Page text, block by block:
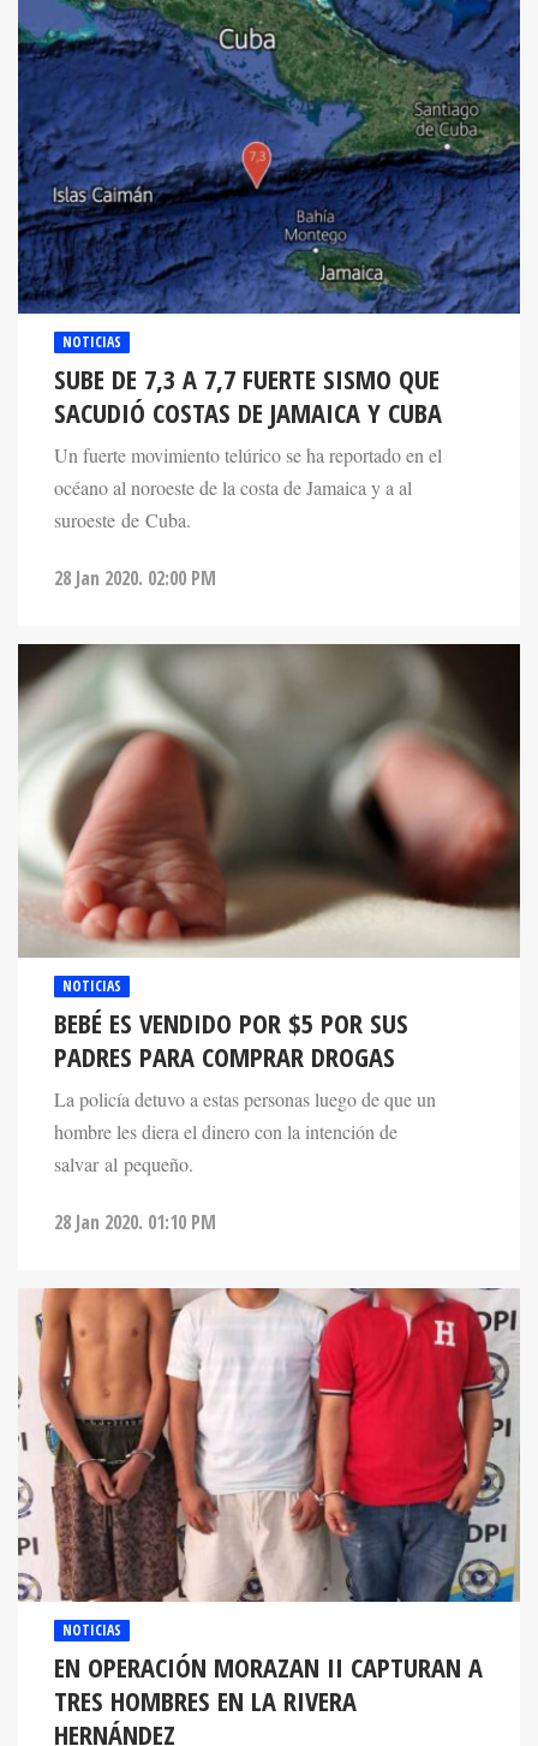
NOTICIAS
SUBE DE 7,3 A 7,7 FUERTE SISMO QUE
SACUDIÓ COSTAS DE JAMAICA Y CUBA
Un fuerte movimiento telúrico se ha reportado en el
océano al noroeste de la costa de Jamaica y a al
suroeste de Cuba.
28 Jan 2020. 02:00 PM
NOTICIAS
BEBÉ ES VENDIDO POR $5 POR SUS
PADRES PARA COMPRAR DROGAS
La policía detuvo a estas personas luego de que un
hombre les diera el dinero con la intención de
salvar al pequeño.
28 Jan 2020. 01:10 PM
NOTICIAS
EN OPERACIÓN MORAZAN II CAPTURAN A
TRES HOMBRES EN LA RIVERA
HERNÁNDEZ